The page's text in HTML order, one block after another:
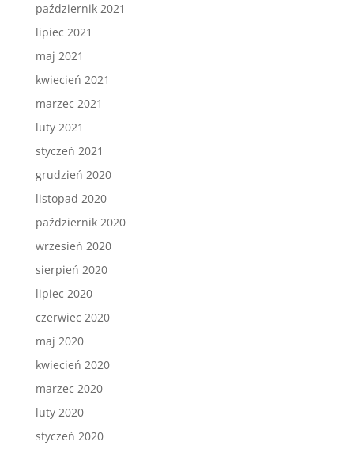
październik 2021
lipiec 2021
maj 2021
kwiecień 2021
marzec 2021
luty 2021
styczeń 2021
grudzień 2020
listopad 2020
październik 2020
wrzesień 2020
sierpień 2020
lipiec 2020
czerwiec 2020
maj 2020
kwiecień 2020
marzec 2020
luty 2020
styczeń 2020